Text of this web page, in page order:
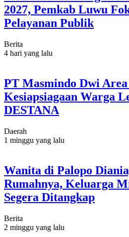
2027, Pemkab Luwu
Pelayanan Publik
Berita
4 hari yang lalu
PT Masmindo Dwi
Kesiapsiagaan Warga
DESTANA
Daerah
1 minggu yang lalu
Wanita di Palopo
Rumahnya, Keluarga
Segera Ditangkap
Berita
2 minggu yang lalu